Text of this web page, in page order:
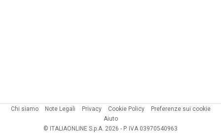
Chi siamo Note Legali Privacy Cookie Policy
Preferenze sui cookie
Aiuto
© ITALIAONLINE S.p.A. 2026 - P. IVA 03970540963